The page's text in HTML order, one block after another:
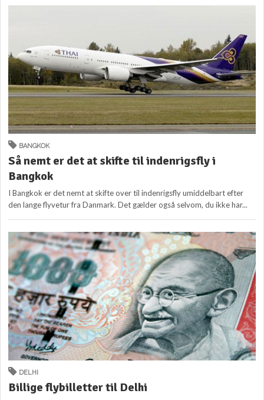
BANGKOK
Så nemt er det at skifte til indenrigsfly i
Bangkok
I Bangkok er det nemt at skifte over til indenrigsfly umiddelbart efter
den lange flyvetur fra Danmark. Det gælder også selvom, du ikke har...
DELHI
Billige flybilletter til Delhi